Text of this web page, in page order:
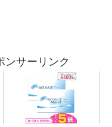
ンサーリンク